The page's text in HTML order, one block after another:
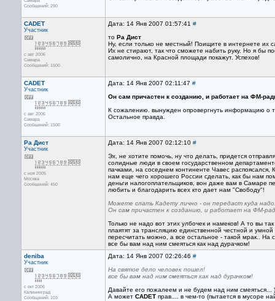
Сообщений: 290
CADET
Участник
с авг 2006
Самара
Сообщений: 1500
Дата: 14 Янв 2007 01:57:41 #
то Ра Дист
Ну, если только не местный! Поищите в интернете их
Их не стирают, так что сможете набить руку. Но я бы
самолично, на Красной площади покажут. Успехов!
CADET
Участник
с авг 2006
Самара
Сообщений: 1500
Дата: 14 Янв 2007 02:11:47 #
Он сам причастен к созданию, и работает на ФМ-
К сожалению. вынужден опровергнуть информацию о
Остальное правда.
Ра Дист
Участник
с ноя 2005
Москва
Сообщений: 450
Дата: 14 Янв 2007 02:12:10 #
Эх, не хотите помочь, ну что делать, придется
солидные люди в своем государственном
пачками, на соседнем континенте Чавес
нам еще чего хорошего России сделать, как бы нам
деньги налогоплательщиков, вон даже вам в Самаре
любить и благодарить всех кто дает нам "Свободу"!
Можете слать Кадету лично - он передаст куда
Он сам причастен к созданию, и работает на ФМ-
Только не надо вот этих улбочек и намеков! А то вы
плаятят за трансляцию единственной честной и
пересчитать можно, а все остальное - такой мрак.. На
все бы вам над ним смеяться как над дурачком!
deniba
Участник
с окт 2006
Калининград
Сообщений: 103
Дата: 14 Янв 2007 02:26:46 #
На святое дело человек пошел!
все бы вам над ним смеяться как над дурачком!
Давайте его пожалеем и не будем над ним смеяться...
А может CADET прав.... в чем-то (пытается в мусоре